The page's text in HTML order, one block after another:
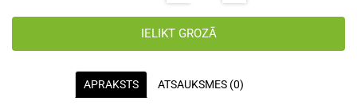
IELIKT GROZĀ
APRAKSTS ATSAUKSMES (0)